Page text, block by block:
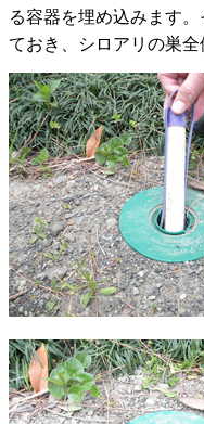
る容器を埋め込みます
ておき、シロアリの巣全